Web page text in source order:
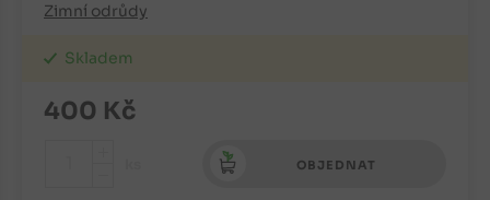
Zimní odrůdy
Skladem
400 Kč
OBJEDNAT